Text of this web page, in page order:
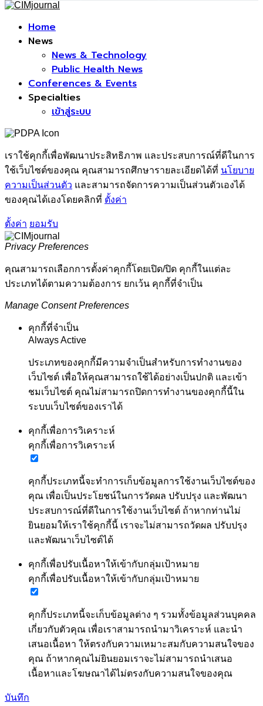
Home
News
News & Technology
Public Health News
Conferences & Events
Specialties
เข้าสู่ระบบ
เราใช้คุกกี้เพื่อพัฒนาประสิทธิภาพ และประสบการณ์ที่ดีในการ
ใช้เว็บไซต์ของคุณ คุณสามารถศึกษารายละเอียดได้ที่ นโยบาย
ความเป็นส่วนตัว และสามารถจัดการความเป็นส่วนตัวเองได้
ของคุณได้เองโดยคลิกที่ ตั้งค่า
ตั้งค่า ยอมรับ
Privacy Preferences
คุณสามารถเลือกการตั้งค่าคุกกี้โดยเปิด/ปิด คุกกี้ในแต่ละ
ประเภทได้ตามความต้องการ ยกเว้น คุกกี้ที่จำเป็น
Manage Consent Preferences
คุกกี้ที่จำเป็น
Always Active
ประเภทของคุกกี้มีความจำเป็นสำหรับการทำงานของ
เว็บไซต์ เพื่อให้คุณสามารถใช้ได้อย่างเป็นปกติ และเข้า
ชมเว็บไซต์ คุณไม่สามารถปิดการทำงานของคุกกี้นี้ใน
ระบบเว็บไซต์ของเราได้
คุกกี้เพื่อการวิเคราะห์
คุกกี้เพื่อการวิเคราะห์
คุกกี้ประเภทนี้จะทำการเก็บข้อมูลการใช้งานเว็บไซต์ของ
คุณ เพื่อเป็นประโยชน์ในการวัดผล ปรับปรุง และพัฒนา
ประสบการณ์ที่ดีในการใช้งานเว็บไซต์ ถ้าหากท่านไม่
ยินยอมให้เราใช้คุกกี้นี้ เราจะไม่สามารถวัดผล ปรับปรุง
และพัฒนาเว็บไซต์ได้
คุกกี้เพื่อปรับเนื้อหาให้เข้ากับกลุ่มเป้าหมาย
คุกกี้เพื่อปรับเนื้อหาให้เข้ากับกลุ่มเป้าหมาย
คุกกี้ประเภทนี้จะเก็บข้อมูลต่าง ๆ รวมทั้งข้อมูลส่วนบุคคล
เกี่ยวกับตัวคุณ เพื่อเราสามารถนำมาวิเคราะห์ และนำ
เสนอเนื้อหา ให้ตรงกับความเหมาะสมกับความสนใจของ
คุณ ถ้าหากคุณไม่ยินยอมเราจะไม่สามารถนำเสนอ
เนื้อหาและโฆษณาได้ไม่ตรงกับความสนใจของคุณ
บันทึก